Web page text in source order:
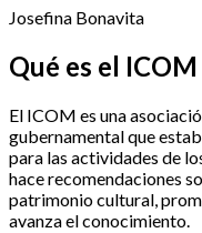
Josefina Bonavita
Qué es el
El ICOM es una
gubernamental que
para las actividades de
hace recomendaciones
patrimonio cultural,
avanza el conocimiento.